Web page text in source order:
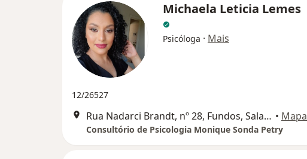
Michaela Leticia Lemes
Psicóloga · Mais
12/26527
Rua Nadarci Brandt, nº 28, Fundos, Sala 02, Centro, Fraiburgo • Mapa
Consultório de Psicologia Monique Sonda Petry